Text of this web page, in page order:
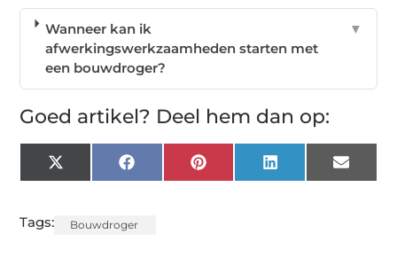
Wanneer kan ik
afwerkingswerkzaamheden starten met
een bouwdroger?
▼
Goed artikel? Deel hem dan op:
X
(Twitter)
FacebookPinterest LinkedIn Email
Tags: Bouwdroger